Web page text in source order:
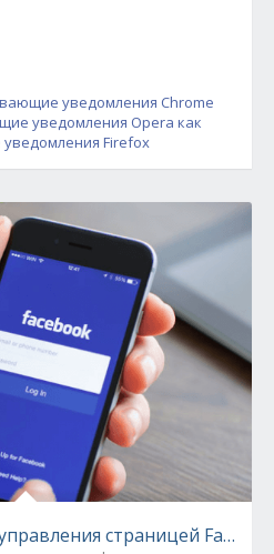
уведомления Chrome
уведомления Opera как
Firefox
секретов управления страницей